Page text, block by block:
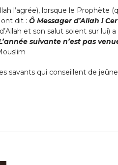
l’agrée), lorsque le
dit : Ô Messager d’Allah !
et son salut soient sur lui) a
suivante n’est pas
savants qui conseillent de